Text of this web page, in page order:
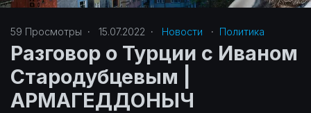
59 Просмотры · 15.07.2022 · Новости · Политика‎
Разговор о Турции с Иваном
Стародубцевым |
АРМАГЕДДОНЫЧ